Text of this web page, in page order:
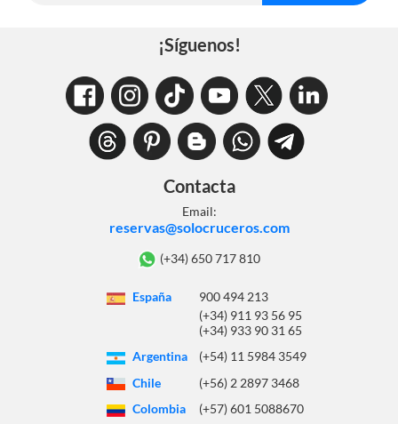
¡Síguenos!
Contacta
Email:
reservas@solocruceros.com
(+34) 650 717 810
España
900 494 213
(+34) 911 93 56 95
(+34) 933 90 31 65
Argentina
(+54) 11 5984 3549
Chile
(+56) 2 2897 3468
Colombia
(+57) 601 5088670